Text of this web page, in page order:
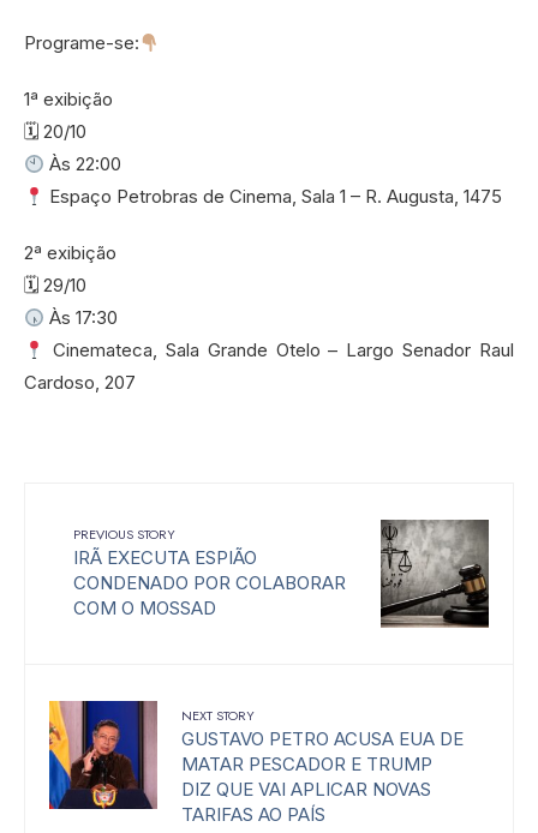
Programe-se:
1ª exibição
🗓 20/10
Às 22:00
Espaço Petrobras de Cinema, Sala 1 – R. Augusta, 1475
2ª exibição
🗓 29/10
Às 17:30
Cinemateca, Sala Grande Otelo – Largo Senador Raul
Cardoso, 207
PREVIOUS STORY
IRÃ EXECUTA ESPIÃO
CONDENADO POR COLABORAR
COM O MOSSAD
NEXT STORY
GUSTAVO PETRO ACUSA EUA DE
MATAR PESCADOR E TRUMP
DIZ QUE VAI APLICAR NOVAS
TARIFAS AO PAÍS